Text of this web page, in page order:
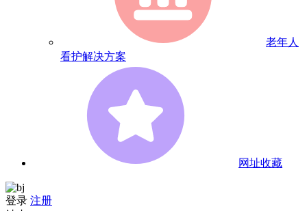
老年人
看护解决方案
网址收藏
登录 注册